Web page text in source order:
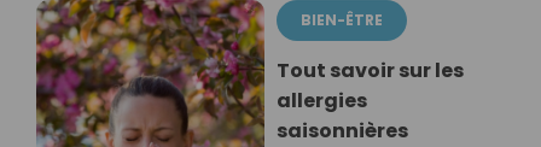
BIEN-ÊTRE
Tout savoir sur les
allergies
saisonnières